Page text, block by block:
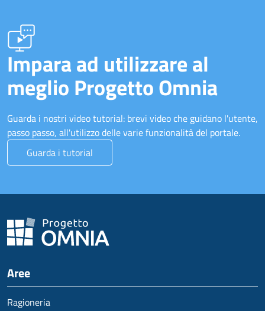
Impara ad utilizzare al
meglio Progetto Omnia
Guarda i nostri video tutorial: brevi video che guidano l'utente,
passo passo, all'utilizzo delle varie funzionalità del portale.
Guarda i tutorial
Aree
Ragioneria